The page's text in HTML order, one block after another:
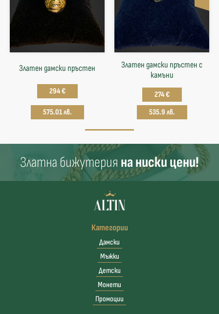
Златен дамски пръстен
294 €
575.01 лв.
Златен дамски пръстен с
камъни
274 €
535.9 лв.
Златна бижутерия на ниски цени!
Категории
Дамски
Мъжки
Детски
Монети
Промоции